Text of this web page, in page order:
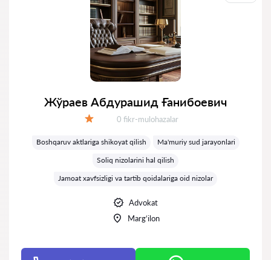
Жўраев Абдурашид Ғанибоевич
Fikrlar:
0 fikr-mulohazalar
Boshqaruv aktlariga shikoyat qilish
Ma'muriy sud jarayonlari
Soliq nizolarini hal qilish
Jamoat xavfsizligi va tartib qoidalariga oid nizolar
Advokat
Marg‘ilon